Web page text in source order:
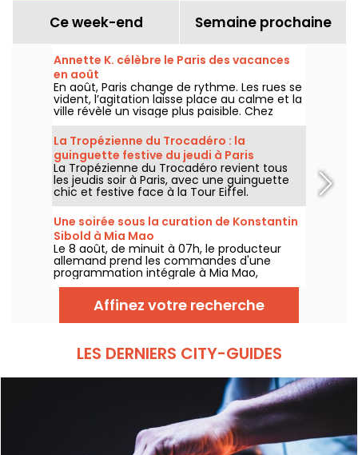
Ce week-end Semaine prochaine
Annette K. célèbre le Paris des vacances
en août
En août, Paris change de rythme. Les rues se
vident, l’agitation laisse place au calme et la
ville révèle un visage plus paisible. Chez
Annette K., on profite de cette parenthèse
unique pour prolonger l’esprit des vacances,
les pieds presque dans l’eau, avant le retour
à la rentrée.
La Tropézienne du Trocadéro : la
guinguette festive du jeudi à Paris
La Tropézienne du Trocadéro revient tous
les jeudis soir à Paris, avec une guinguette
chic et festive face à la Tour Eiffel.
Une soirée sous la curation de Konstantin
Sibold à Mia Mao
Le 8 août, de minuit à 07h, le producteur
allemand prend les commandes d'une
programmation intégrale à Mia Mao,
entouré de Hardt Antoine et EG, pour une
soirée qui traverse la house mélodique, la
techno et leurs zones frontières.
Affinez votre recherche
LES DERNIERS CITY-GUIDES